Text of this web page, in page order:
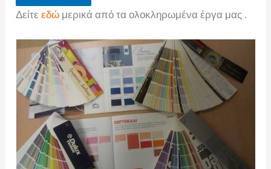
Δείτε εδώ μερικά από τα ολοκληρωμένα έργα μας .